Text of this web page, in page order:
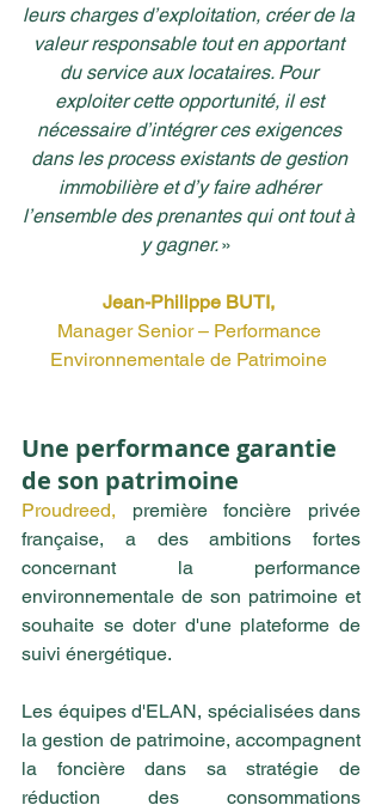
leurs charges d’exploitation, créer de la
valeur responsable tout en apportant
du service aux locataires. Pour
exploiter cette opportunité, il est
nécessaire d’intégrer ces exigences
dans les process existants de gestion
immobilière et d’y faire adhérer
l’ensemble des prenantes qui ont tout à
y gagner. »
Jean-Philippe BUTI,
Manager Senior – Performance
Environnementale de Patrimoine
Une performance garantie
de son patrimoine
Proudreed, première foncière privée
française, a des ambitions fortes
concernant la performance
environnementale de son patrimoine et
souhaite se doter d'une plateforme de
suivi énergétique.
Les équipes d'ELAN, spécialisées dans
la gestion de patrimoine, accompagnent
la foncière dans sa stratégie de
réduction des consommations